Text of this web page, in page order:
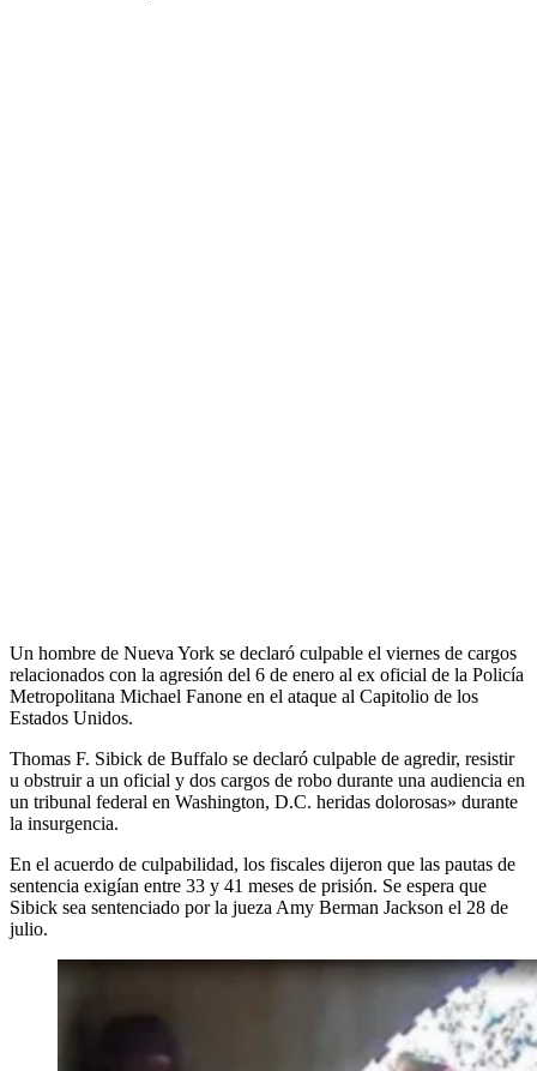
Un hombre de Nueva York se declaró culpable el viernes de cargos
relacionados con la agresión del 6 de enero al ex oficial de la Policía
Metropolitana Michael Fanone en el ataque al Capitolio de los
Estados Unidos.
Thomas F. Sibick de Buffalo se declaró culpable de agredir, resistir
u obstruir a un oficial y dos cargos de robo durante una audiencia en
un tribunal federal en Washington, D.C. heridas dolorosas» durante
la insurgencia.
En el acuerdo de culpabilidad, los fiscales dijeron que las pautas de
sentencia exigían entre 33 y 41 meses de prisión. Se espera que
Sibick sea sentenciado por la jueza Amy Berman Jackson el 28 de
julio.